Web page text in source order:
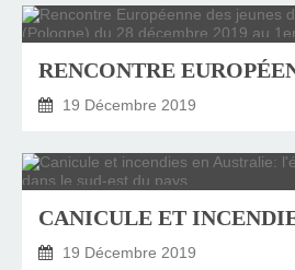
19 Décembre 2019
19 Décembre 2019